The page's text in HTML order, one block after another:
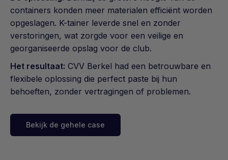
containers konden meer materialen efficiënt worden
opgeslagen. K-tainer leverde snel en zonder
verstoringen, wat zorgde voor een veilige en
georganiseerde opslag voor de club.
Het resultaat: CVV Berkel had een betrouwbare en
flexibele oplossing die perfect paste bij hun
behoeften, zonder vertragingen of problemen.
Bekijk de gehele case